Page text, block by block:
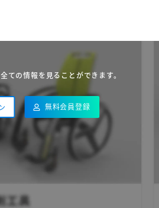
ての情報を見ることができます。
無料会員登録